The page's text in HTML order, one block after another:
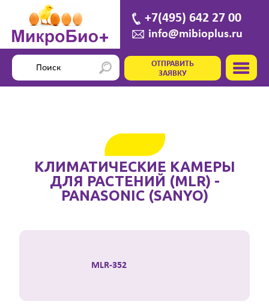
+7(495) 642 27 00
info@mibioplus.ru
ОТПРАВИТЬ
ЗАЯВКУ
КЛИМАТИЧЕСКИЕ КАМЕРЫ
ДЛЯ РАСТЕНИЙ (MLR) -
PANASONIC (SANYO)
MLR-352